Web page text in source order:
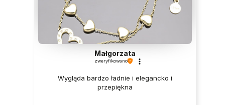
Małgorzata
zweryfikowano
Wygląda bardzo ładnie i elegancko i
przepiękna